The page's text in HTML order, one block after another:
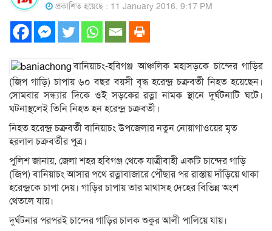
প্রকাশিত হয়েছে : 11 January 2016, 9:17 PM
বানিয়াচং-হবিগঞ্জ আঞ্চলিক মহাসড়কে চান্দের গাড়ির
(জিপ গাড়ি) চাপায় ৬০ বছর বয়সী বৃদ্ধ হরেন্দ্র চক্রবর্তী নিহত হয়েছেন।
সোমবার সন্ধ্যার দিকে ওই সড়কের রত্না নামক স্থানে দুর্ঘটনাটি ঘটে।
ঘটনাস্থলেই তিনি নিহত হন হরেন্দ্র চক্রবর্তী।
নিহত হরেন্দ্র চক্রবর্তী বানিয়াচং উপজেলার নতুন নোয়াগাওয়ের মৃত
হরলাল চক্রবর্তীর পুত্র।
পুলিশ জানায়, জেলা শহর হবিগঞ্জ থেকে যাত্রীবাহী একটি চান্দের গাড়ি
(জিপ) বানিয়াচং আসার পথে রত্নাবাজারে পৌঁছার পর রাস্তায় দাঁড়িয়ে থাকা
হরেন্দ্রকে চাপা দেয়। গাড়ির চাপায় তার মাথাসহ দেহের বিভিন্ন অংশ
থেতলে যায়।
দুর্ঘটনার পরপরই চান্দের গাড়ির চালক শুকুর আলী পালিয়ে যায়।